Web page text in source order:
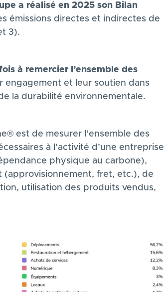
a réalisé en 2025 son Bilan
émissions directes et indirectes de
3).
à remercier l’ensemble des
engagement et leur soutien dans
la durabilité environnementale.
est de mesurer l’ensemble des
à l’activité d’une entreprise
physique au carbone),
(approvisionnement, fret, etc.), de
utilisation des produits vendus,